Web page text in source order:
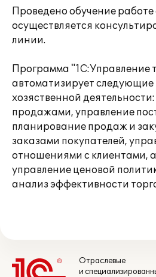
Проведено обучение работе
осуществляется
линии.
Программа "1С:Управление
автоматизирует
хозяственной
продажами, управление
планирование продаж и
заказами покупателей,
отношениями с клиентами,
управление ценовой
анализ эффективности
Отраслевые
и